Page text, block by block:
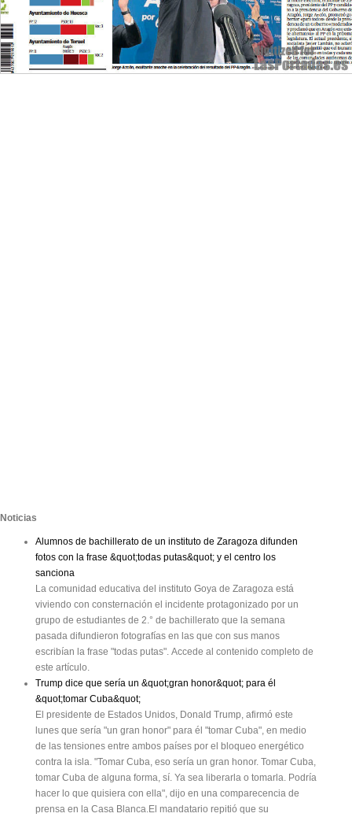
Noticias
Alumnos de bachillerato de un instituto de Zaragoza difunden
fotos con la frase &quot;todas putas&quot; y el centro los
sanciona
La comunidad educativa del instituto Goya de Zaragoza está
viviendo con consternación el incidente protagonizado por un
grupo de estudiantes de 2.° de bachillerato que la semana
pasada difundieron fotografías en las que con sus manos
escribían la frase "todas putas". Accede al contenido completo de
este artículo.
Trump dice que sería un &quot;gran honor&quot; para él
&quot;tomar Cuba&quot;
El presidente de Estados Unidos, Donald Trump, afirmó este
lunes que sería "un gran honor" para él "tomar Cuba", en medio
de las tensiones entre ambos países por el bloqueo energético
contra la isla. "Tomar Cuba, eso sería un gran honor. Tomar Cuba,
tomar Cuba de alguna forma, sí. Ya sea liberarla o tomarla. Podría
hacer lo que quisiera con ella", dijo en una comparecencia de
prensa en la Casa Blanca.El mandatario repitió que su